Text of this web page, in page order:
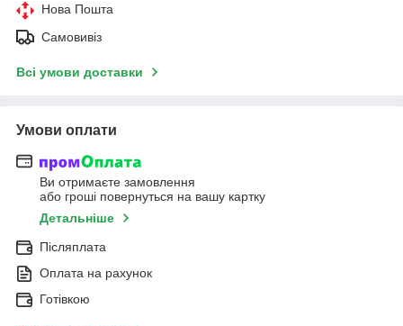
Нова Пошта
Самовивіз
Всі умови доставки
Умови оплати
Ви отримаєте замовлення
або гроші повернуться на вашу картку
Детальніше
Післяплата
Оплата на рахунок
Готівкою